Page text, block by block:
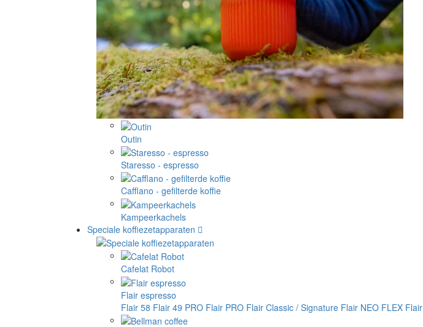
Outin
Staresso - espresso
Cafflano - gefilterde koffie
Kampeerkachels
Speciale koffiezetapparaten
Cafelat Robot
Flair espresso
Flair 58 Flair 49 PRO Flair PRO Flair Classic / Signature Flair NEO FLEX